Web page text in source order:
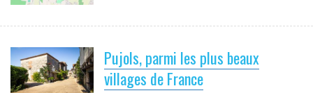
Pujols, parmi les plus beaux
villages de France